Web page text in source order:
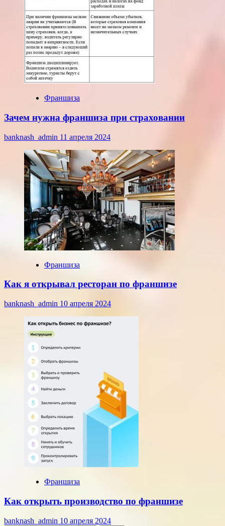
Франшиза
Зачем нужна франшиза при страховании
banknash_admin 11 апреля 2024
Франшиза
Как я открывал ресторан по франшизе
banknash_admin 10 апреля 2024
Франшиза
Как открыть производство по франшизе
banknash_admin 10 апреля 2024